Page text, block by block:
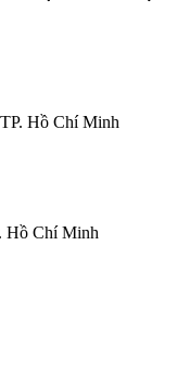
Hồ Chí Minh
Hồ Chí Minh